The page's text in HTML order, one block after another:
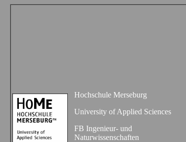
Hochschule Merseburg
University of Applied Sciences
FB Ingenieur- und
Naturwissenschaften